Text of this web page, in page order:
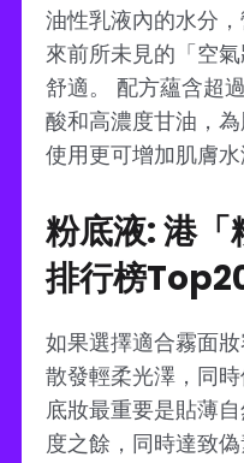
油性乳液內的水分
來前所未見的「空
舒適。 配方蘊含超
酸和高濃度甘油，
使用更可增加肌膚水
粉底液: 港「
排行榜
如果選擇適合霧面
散發輕柔光澤，同時
底妝最重要是貼薄
度之餘，同時達致